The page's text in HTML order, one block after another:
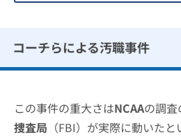
コーチらによる汚職事件
この事件の重大さはNCAAの調査
捜査局 （FBI）が実際に動いた